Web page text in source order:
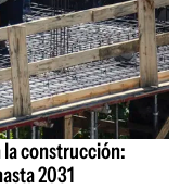
la construcción:
2031